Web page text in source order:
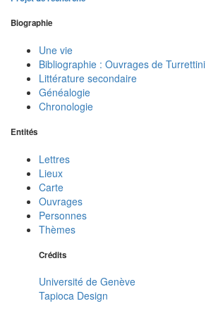
Biographie
Une vie
Bibliographie : Ouvrages de Turrettini
Littérature secondaire
Généalogie
Chronologie
Entités
Lettres
Lieux
Carte
Ouvrages
Personnes
Thèmes
Crédits
Université de Genève
Tapioca Design